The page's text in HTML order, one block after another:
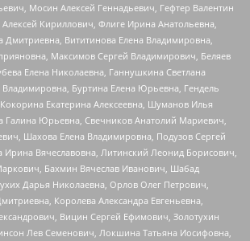
Мосин Алексей Геннадьевич, Гефтер Валентин
Кириллович, Флиге Ирина Анатольевна,
Дмитриевна, Вититинова Елена Владимировна,
Максимов Сергей Владимирович, Беляев
Елена Николаевна, Ганнушкина Светлана
Владимировна, Буртина Елена Юрьевна, Гендель
Екатерина Алексеевна, Шуманов Илья
Галина Юрьевна, Свечников Анатолий Мариевич,
Шахова Елена Владимировна, Подузов Сергей
Ирина Вячеславовна, Литинский Леонид Борисович,
Бахмин Вячеслав Иванович, Шабад
Дарья Николаевна, Орлов Олег Петрович,
Королева Александра Евгеньевна,
Вицин Сергей Ефимович, Золотухин
Лев Семенович, Локшина Татьяна Иосифовна,